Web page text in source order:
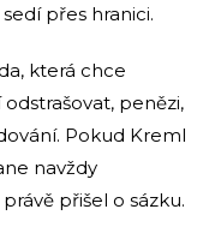
přes hranici.
která chce
penězi,
Pokud Kreml
navždy
přišel o sázku.